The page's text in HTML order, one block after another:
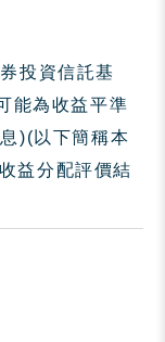
投資信託基
能為收益平準
)(以下簡稱本
益分配評價結